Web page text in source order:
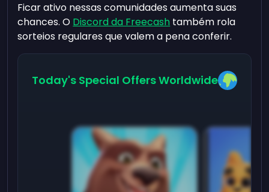
Ficar ativo nessas comunidades aumenta suas
chances. O Discord da Freecash também rola
sorteios regulares que valem a pena conferir.
Today's Special Offers Worldwide